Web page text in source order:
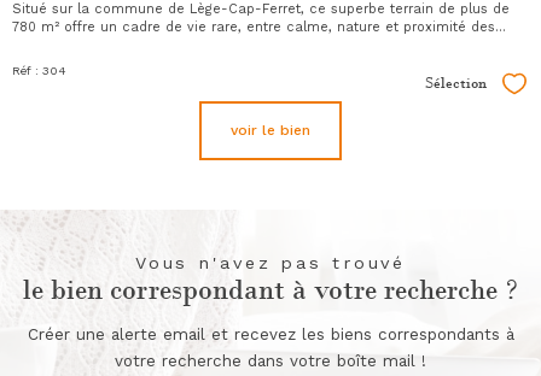
Situé sur la commune de Lège-Cap-Ferret, ce superbe terrain de plus de
780 m² offre un cadre de vie rare, entre calme, nature et proximité des...
Réf : 304
Sélection
voir le bien
Vous n'avez pas trouvé
le bien correspondant à votre recherche ?
Créer une alerte email et recevez les biens correspondants à
votre recherche dans votre boîte mail !